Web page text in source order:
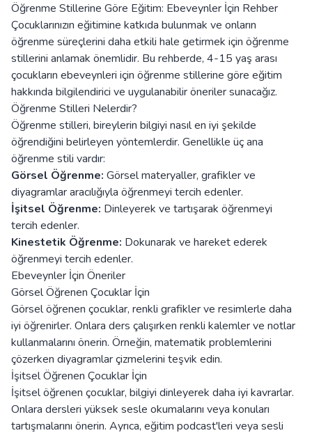
Öğrenme Stillerine Göre Eğitim: Ebeveynler İçin Rehber
Çocuklarınızın eğitimine katkıda bulunmak ve onların
öğrenme süreçlerini daha etkili hale getirmek için öğrenme
stillerini anlamak önemlidir. Bu rehberde, 4-15 yaş arası
çocukların ebeveynleri için öğrenme stillerine göre eğitim
hakkında bilgilendirici ve uygulanabilir öneriler sunacağız.
Öğrenme Stilleri Nelerdir?
Öğrenme stilleri, bireylerin bilgiyi nasıl en iyi şekilde
öğrendiğini belirleyen yöntemlerdir. Genellikle üç ana
öğrenme stili vardır:
Görsel Öğrenme: Görsel materyaller, grafikler ve
diyagramlar aracılığıyla öğrenmeyi tercih edenler.
İşitsel Öğrenme: Dinleyerek ve tartışarak öğrenmeyi
tercih edenler.
Kinestetik Öğrenme: Dokunarak ve hareket ederek
öğrenmeyi tercih edenler.
Ebeveynler İçin Öneriler
Görsel Öğrenen Çocuklar İçin
Görsel öğrenen çocuklar, renkli grafikler ve resimlerle daha
iyi öğrenirler. Onlara ders çalışırken renkli kalemler ve notlar
kullanmalarını önerin. Örneğin, matematik problemlerini
çözerken diyagramlar çizmelerini teşvik edin.
İşitsel Öğrenen Çocuklar İçin
İşitsel öğrenen çocuklar, bilgiyi dinleyerek daha iyi kavrarlar.
Onlara dersleri yüksek sesle okumalarını veya konuları
tartışmalarını önerin. Ayrıca, eğitim podcast'leri veya sesli